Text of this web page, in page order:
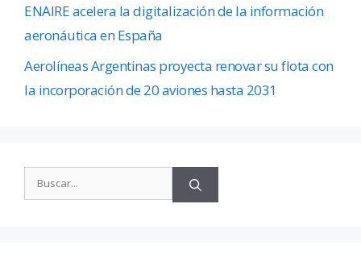
ENAIRE acelera la digitalización de la información
aeronáutica en España
Aerolíneas Argentinas proyecta renovar su flota con
la incorporación de 20 aviones hasta 2031